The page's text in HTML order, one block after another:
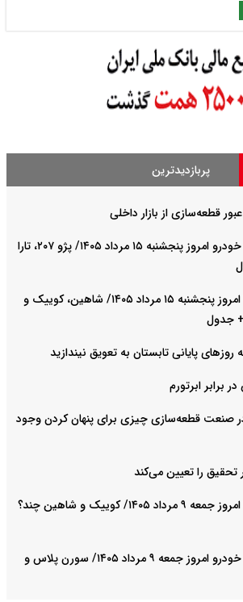
پربازدیدترین
قطعه‌سازی از بازار داخلی
قیمت خودرو‌های ایران خودرو امروز پنجشنبه ۱۵ مرداد ۱۴۰۵/ پژو ۲۰۷، تارا
قیمت خودرو‌های سایپا امروز پنجشنبه ۱۵ مرداد ۱۴۰۵/ شاهین، کوییک و
جدول
روزهای پایانی تابستان به تعویق نیندازید
برابر ابرتورم
قطعه‌سازی چیزی برای پنهان کردن وجود
را تعیین می‌کند
قیمت خودرو‌های سایپا امروز جمعه ۹ مرداد ۱۴۰۵/ کوییک و شاهین چند؟
قیمت خودرو‌های ایران خودرو امروز جمعه ۹ مرداد ۱۴۰۵/ سورن پلاس و